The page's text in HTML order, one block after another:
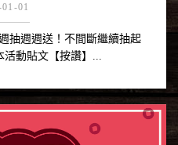
01
抽週週送！不間斷繼續抽起
動貼文【按讚】...